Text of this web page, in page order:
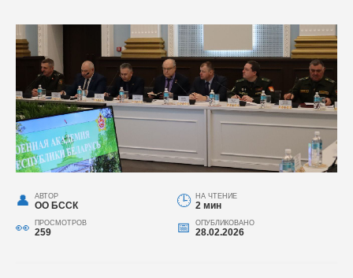
АВТОР
ОО БССК
НА ЧТЕНИЕ
2 мин
ПРОСМОТРОВ
259
ОПУБЛИКОВАНО
28.02.2026